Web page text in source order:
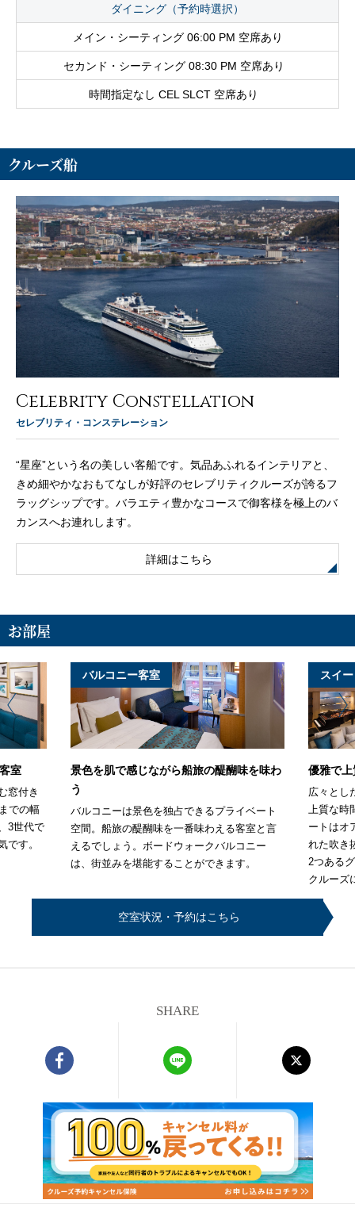
ダイニング（予約時選択）
メイン・シーティング 06:00 PM 空席あり
セカンド・シーティング 08:30 PM 空席あり
時間指定なし CEL SLCT 空席あり
クルーズ船
Celebrity Constellation
セレブリティ・コンステレーション
“星座”という名の美しい客船です。気品あふれるインテリアと、
きめ細やかなおもてなしが好評のセレブリティクルーズが誇るフ
ラッグシップです。バラエティ豊かなコースで御客様を極上のバ
カンスへお連れします。
詳細はこちら
お部屋
室
窓付き
での幅
3世代で
です。
バルコニー客室
景色を肌で感じながら船旅の醍醐味を味わ
う
バルコニーは景色を独占できるプライベート
空間。船旅の醍醐味を一番味わえる客室と言
えるでしょう。ボードウォークバルコニー
は、街並みを堪能することができます。
スイ
優雅で
広々とし
上質な
ートはオ
れた吹き
2つある
クルーズ
空室状況・予約はこちら
SHARE